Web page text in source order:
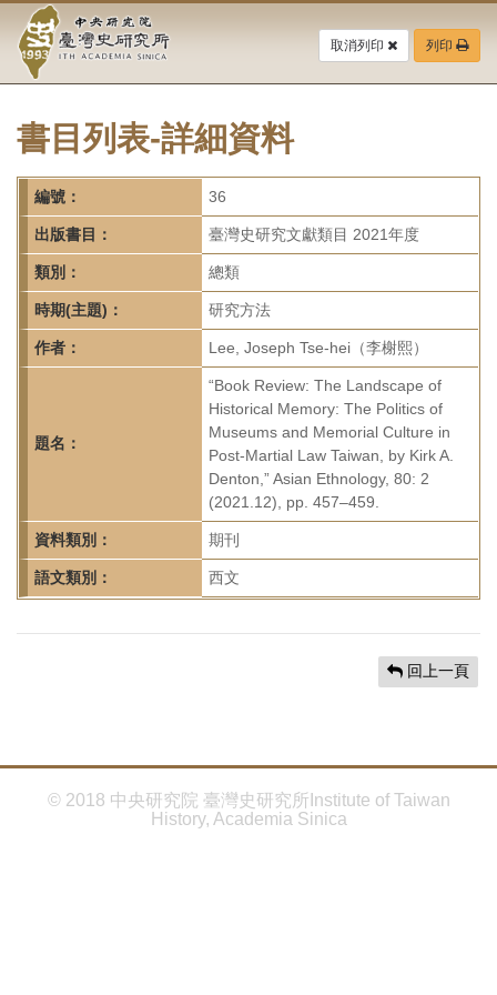
要
中
央
研
究
院-
臺
灣
史
研
所-
頁
取消列印 列印
書目列表-詳細資料
編號： 36
出版書目： 臺灣史研究文獻類目 2021年度
類別： 總類
時期(主題)： 研究方法
作者： Lee, Joseph Tse-hei（李榭熙）
題名：
“Book Review: The Landscape of
Historical Memory: The Politics of
Museums and Memorial Culture in
Post-Martial Law Taiwan, by Kirk A.
Denton,” Asian Ethnology, 80: 2
(2021.12), pp. 457–459.
資料類別： 期刊
語文類別： 西文
回上一頁
© 2018 中央研究院 臺灣史研究所Institute of Taiwan
History, Academia Sinica